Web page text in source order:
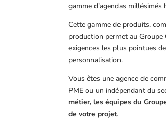
gamme d’agendas
Cette gamme de produits,
production permet au
exigences les plus pointues
personnalisation.
Vous êtes une agence de
PME ou un indépendant du
métier, les équipes du
de votre projet.